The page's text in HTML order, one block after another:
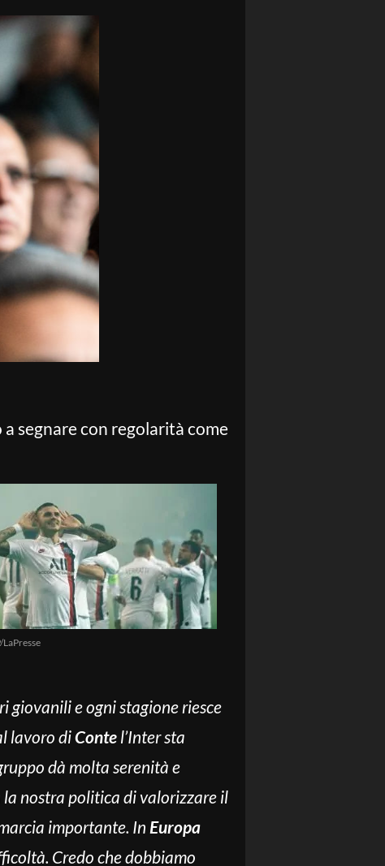
a segnare con regolarità come
LaPresse
giovanili e ogni stagione riesce
lavoro diConte l’Inter sta
dà molta serenità e
nostra politica di valorizzare il
importante. In Europa
Credo che dobbiamo